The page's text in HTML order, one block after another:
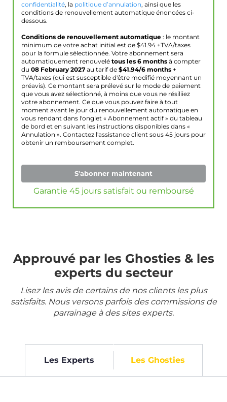
confidentialité, la politique d’annulation, ainsi que les
conditions de renouvellement automatique énoncées ci-
dessous.
Conditions de renouvellement automatique : le montant
minimum de votre achat initial est de $41.94 +TVA/taxes
pour la formule sélectionnée. Votre abonnement sera
automatiquement renouvelé tous les 6 months à compter
du 08 February 2027 au tarif de $41.94/6 months +
TVA/taxes (qui est susceptible d'être modifié moyennant un
préavis). Ce montant sera prélevé sur le mode de paiement
que vous avez sélectionné, à moins que vous ne résiliiez
votre abonnement. Ce que vous pouvez faire à tout
moment avant le jour du renouvellement automatique en
vous rendant dans l'onglet « Abonnement actif » du tableau
de bord et en suivant les instructions disponibles dans «
Annulation ». Contactez l'assistance client sous 45 jours pour
obtenir un remboursement complet.
S'abonner maintenant
Garantie 45 jours satisfait ou remboursé
Approuvé par les Ghosties & les
experts du secteur
Lisez les avis de certains de nos clients les plus
satisfaits. Nous versons parfois des commissions de
parrainage à des sites experts.
Les Experts Les Ghosties